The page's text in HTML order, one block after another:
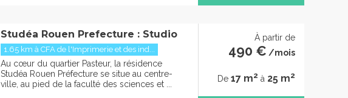
Studéa Rouen Prefecture : Studio
1.65 km à CFA de l'Imprimerie et des ind...
Au cœur du quartier Pasteur, la résidence
Studéa Rouen Préfecture se situe au centre-
ville, au pied de la faculté des sciences et ...
À partir de
490 € /mois
De 17 m2 à 25 m2